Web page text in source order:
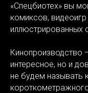
«Спецбиотех» вы
комиксов,
иллюстрированных
Кинопроизводство
интересное, но и
не будем называть